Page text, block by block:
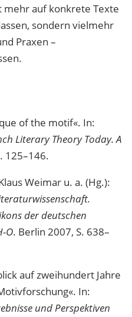
mehr auf konkrete Texte
sondern vielmehr
Praxen –
of the motif«. In:
Literary Theory Today. A
125–146.
Weimar u. a. (Hg.):
der deutschen
O. Berlin 2007, S. 638–
auf zweihundert Jahre
In:
und Perspektiven